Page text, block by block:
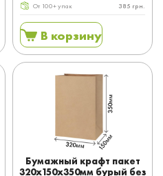
От 100+ упак
385 грн.
В корзину
Бумажный крафт пакет
320x150x350мм бурый без